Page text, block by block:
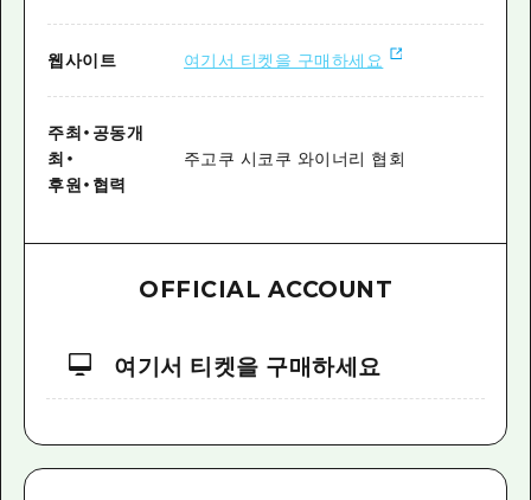
웹사이트 여기서 티켓을 구매하세요
주최・ 공동개
최 ・
후원・ 협력
주고쿠 시코쿠 와이너리 협회
OFFICIAL ACCOUNT
여기서 티켓을 구매하세요